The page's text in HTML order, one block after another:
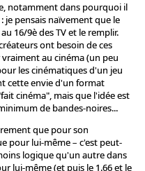
notamment dans pourquoi il
je pensais naïvement que le
16/9è des TV et le remplir.
ont besoin de ces
au cinéma (un peu
les cinématiques d'un jeu
cette envie d'un format
cinéma", mais que l'idée est
de bandes-noires...
que pour son
pour lui-même – c'est peut-
logique qu'un autre dans
lui-même (et puis le 1.66 et le